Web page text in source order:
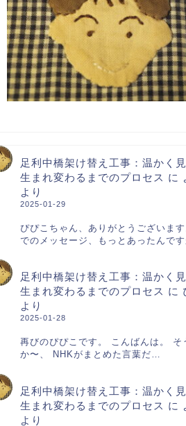
足利中橋架け替え工事：温かく見
生まれ変わるまでのプロセス に
より
2025-01-29
ぴぴこちゃん、ありがとうございま
でのメッセージ、もっとあったんで
足利中橋架け替え工事：温かく見
生まれ変わるまでのプロセス に
より
2025-01-28
再びのぴぴこです。 こんばんは。 そ
か〜、 NHKがまとめた言葉だ…
足利中橋架け替え工事：温かく見
生まれ変わるまでのプロセス に
より